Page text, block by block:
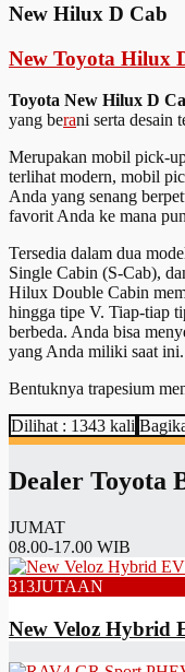
New Hilux D Cab
New Toyota Hilux
Toyota New Hilux D
yang berani serta desain
Merupakan mobil pick-
terlihat modern, mobil
Anda yang senang
favorit Anda ke mana
Tersedia dalam dua
Single Cabin (S-Cab),
Hilux Double Cabin
hingga tipe V. Tiap-tiap
berbeda. Anda bisa
yang Anda miliki saat ini.
Bentuknya trapesium
Dilihat : 1343 kali
Dealer Toyota
JUMAT
08.00-17.00 WIB
313JUTAAN
New Veloz Hybrid